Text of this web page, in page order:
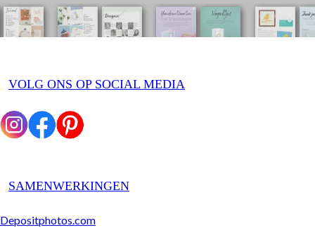
VOLG ONS OP SOCIAL MEDIA
SAMENWERKINGEN
Depositphotos.com